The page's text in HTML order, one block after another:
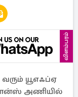
விளம்பரம்
வரும் யூஎஃப்ஏ
அணியில்